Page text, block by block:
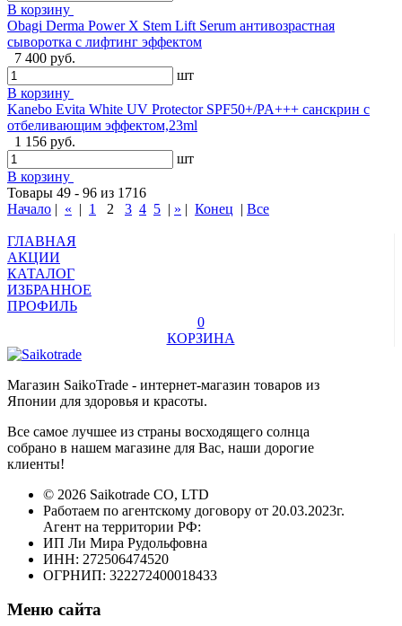
В корзину
Obagi Derma Power X Stem Lift Serum антивозрастная
сыворотка с лифтинг эффектом
7 400 руб.
шт
В корзину
Kanebo Evita White UV Protector SPF50+/PA+++ санскрин с
отбеливающим эффектом,23ml
1 156 руб.
шт
В корзину
Товары 49 - 96 из 1716
Начало | « | 1 2 3 4 5 | » | Конец | Все
ГЛАВНАЯ
АКЦИИ
КАТАЛОГ
ИЗБРАННОЕ
ПРОФИЛЬ
0
КОРЗИНА
Магазин SaikoTrade - интернет-магазин товаров из
Японии для здоровья и красоты.
Все самое лучшее из страны восходящего солнца
собрано в нашем магазине для Вас, наши дорогие
клиенты!
© 2026 Saikotrade CO, LTD
Работаем по агентскому договору от 20.03.2023г.
Агент на территории РФ:
ИП Ли Мира Рудольфовна
ИНН: 272506474520
ОГРНИП: 322272400018433
Меню сайта